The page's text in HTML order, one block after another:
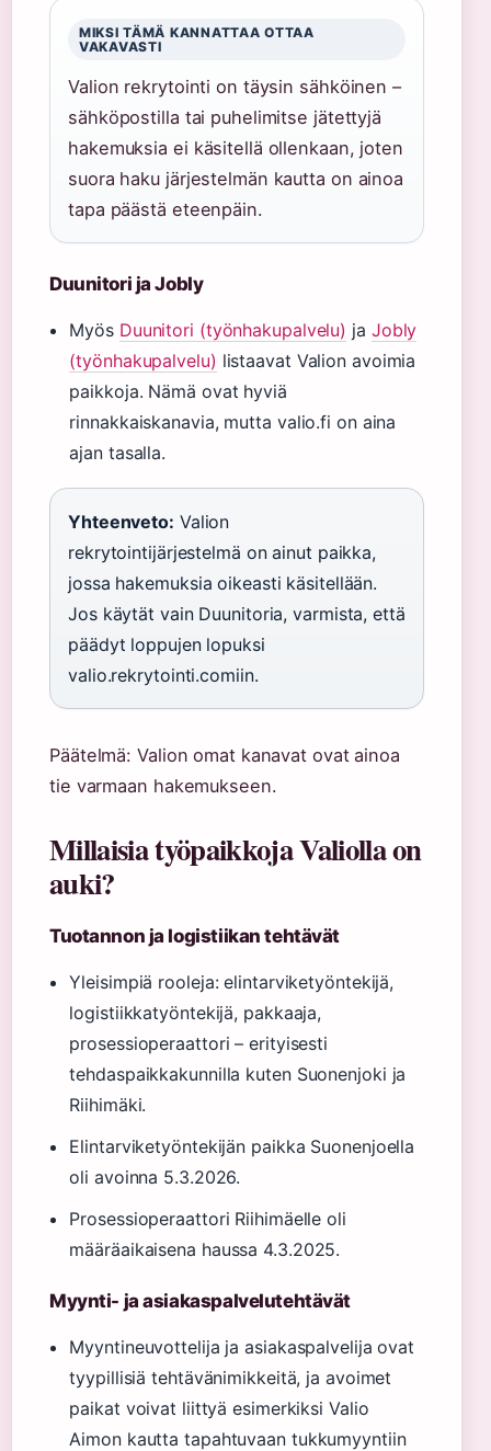
MIKSI TÄMÄ KANNATTAA OTTAA
VAKAVASTI
Valion rekrytointi on täysin sähköinen –
sähköpostilla tai puhelimitse jätettyjä
hakemuksia ei käsitellä ollenkaan, joten
suora haku järjestelmän kautta on ainoa
tapa päästä eteenpäin.
Duunitori ja Jobly
Myös Duunitori (työnhakupalvelu) ja Jobly
(työnhakupalvelu) listaavat Valion avoimia
paikkoja. Nämä ovat hyviä
rinnakkaiskanavia, mutta valio.fi on aina
ajan tasalla.
Yhteenveto: Valion
rekrytointijärjestelmä on ainut paikka,
jossa hakemuksia oikeasti käsitellään.
Jos käytät vain Duunitoria, varmista, että
päädyt loppujen lopuksi
valio.rekrytointi.comiin.
Päätelmä: Valion omat kanavat ovat ainoa
tie varmaan hakemukseen.
Millaisia työpaikkoja Valiolla on
auki?
Tuotannon ja logistiikan tehtävät
Yleisimpiä rooleja: elintarviketyöntekijä,
logistiikkatyöntekijä, pakkaaja,
prosessioperaattori – erityisesti
tehdaspaikkakunnilla kuten Suonenjoki ja
Riihimäki.
Elintarviketyöntekijän paikka Suonenjoella
oli avoinna 5.3.2026.
Prosessioperaattori Riihimäelle oli
määräaikaisena haussa 4.3.2025.
Myynti- ja asiakaspalvelutehtävät
Myyntineuvottelija ja asiakaspalvelija ovat
tyypillisiä tehtävänimikkeitä, ja avoimet
paikat voivat liittyä esimerkiksi Valio
Aimon kautta tapahtuvaan tukkumyyntiin